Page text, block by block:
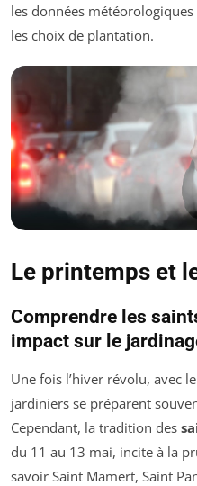
les données
les choix de plantation.
Le printemps et
Comprendre les
impact sur le
Une fois l’hiver révolu, avec
jardiniers se préparent
Cependant, la tradition des
du 11 au 13 mai, incite à la
savoir Saint Mamert, Saint